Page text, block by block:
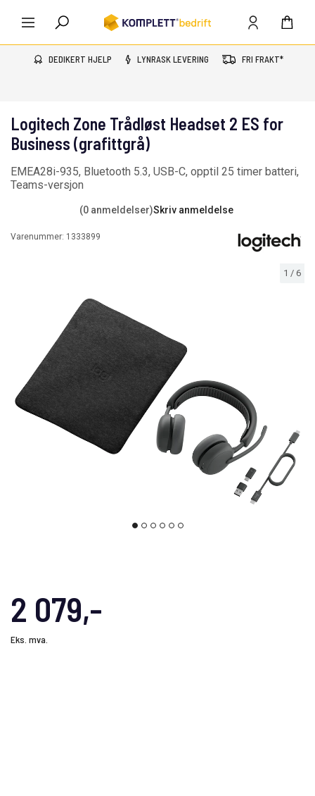
DEDIKERT HJELP LYNRASK LEVERING FRI FRAKT*
1 / 6
Logitech Zone Trådløst Headset 2 ES for
Business (grafittgrå)
EMEA28i-935, Bluetooth 5.3, USB-C, opptil 25 timer batteri,
Teams-versjon
(0 anmeldelser)Skriv anmeldelse
Varenummer: 1333899
2 079,-
Eks. mva.